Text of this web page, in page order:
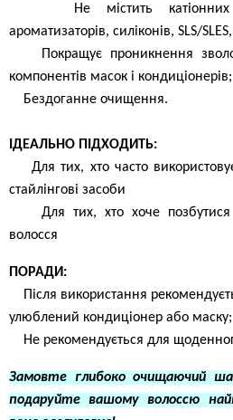
Не містить катіонних
ароматизаторів, силіконів, SLS/
Покращує проникнення
компонентів масок і кондиціонерів;
Бездоганне очищення.
ІДЕАЛЬНО ПІДХОДИТЬ:
Для тих, хто часто
стайлінгові засоби
Для тих, хто хоче позбутися
волосся
ПОРАДИ:
Після використання
улюблений кондиціонер або маску;
Не рекомендується для
Замовте глибоко очищаючий
подаруйте вашому волоссю